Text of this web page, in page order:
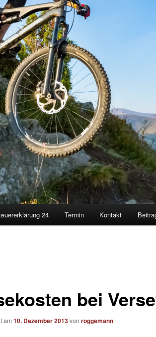
24 Termin Kontakt
bei
am 10. Dezember 2013von roggemann